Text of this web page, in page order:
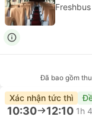
Freshbus
Đã bao gồm
Xác nhận tức thì
10:30 12:10 1h